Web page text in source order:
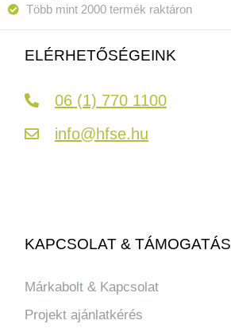
Több mint 2000 termék raktáron
ELÉRHETŐSÉGEINK
06 (1) 770 1100
info@hfse.hu
KAPCSOLAT & TÁMOGATÁS
Márkabolt & Kapcsolat
Projekt ajánlatkérés